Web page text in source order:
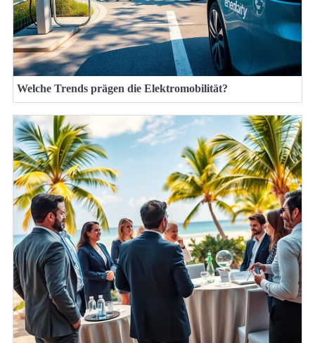
Welche Trends prägen die Elektromobilität?